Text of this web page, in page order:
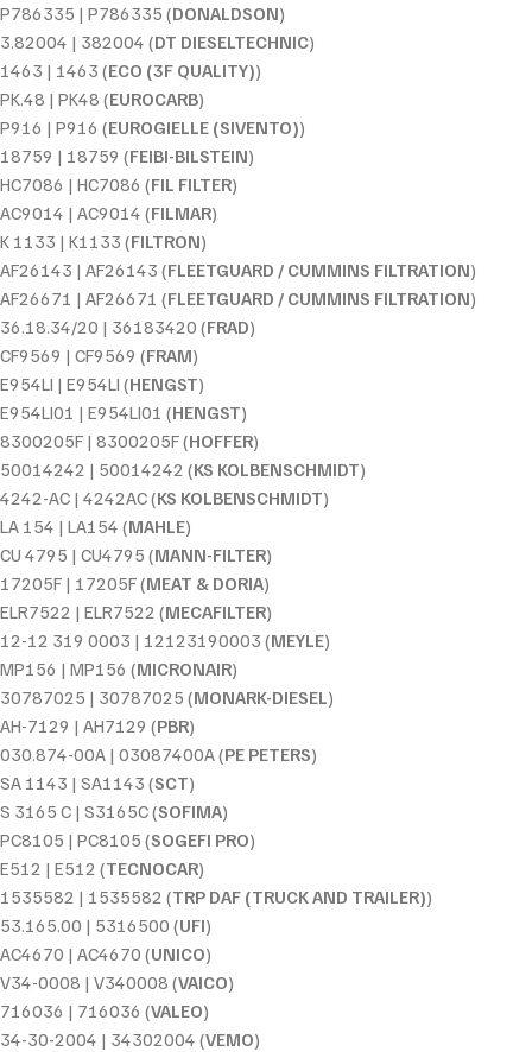
P786335 | P786335 (DONALDSON)
3.82004 | 382004 (DT DIESELTECHNIC)
1463 | 1463 (ECO (3F QUALITY))
PK.48 | PK48 (EUROCARB)
P916 | P916 (EUROGIELLE (SIVENTO))
18759 | 18759 (FEIBI-BILSTEIN)
HC7086 | HC7086 (FIL FILTER)
AC9014 | AC9014 (FILMAR)
K 1133 | K1133 (FILTRON)
AF26143 | AF26143 (FLEETGUARD / CUMMINS FILTRATION)
AF26671 | AF26671 (FLEETGUARD / CUMMINS FILTRATION)
36.18.34/20 | 36183420 (FRAD)
CF9569 | CF9569 (FRAM)
E954LI | E954LI (HENGST)
E954LI01 | E954LI01 (HENGST)
8300205F | 8300205F (HOFFER)
50014242 | 50014242 (KS KOLBENSCHMIDT)
4242-AC | 4242AC (KS KOLBENSCHMIDT)
LA 154 | LA154 (MAHLE)
CU 4795 | CU4795 (MANN-FILTER)
17205F | 17205F (MEAT & DORIA)
ELR7522 | ELR7522 (MECAFILTER)
12-12 319 0003 | 12123190003 (MEYLE)
MP156 | MP156 (MICRONAIR)
30787025 | 30787025 (MONARK-DIESEL)
AH-7129 | AH7129 (PBR)
030.874-00A | 03087400A (PE PETERS)
SA 1143 | SA1143 (SCT)
S 3165 C | S3165C (SOFIMA)
PC8105 | PC8105 (SOGEFI PRO)
E512 | E512 (TECNOCAR)
1535582 | 1535582 (TRP DAF (TRUCK AND TRAILER))
53.165.00 | 5316500 (UFI)
AC4670 | AC4670 (UNICO)
V34-0008 | V340008 (VAICO)
716036 | 716036 (VALEO)
34-30-2004 | 34302004 (VEMO)